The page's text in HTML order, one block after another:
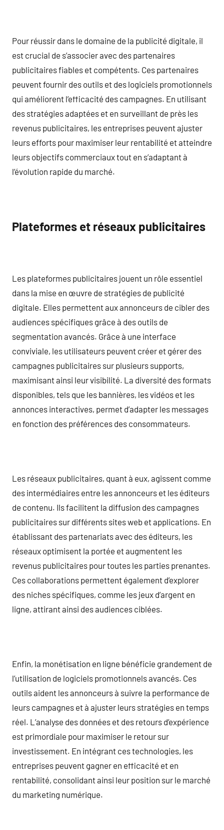
Pour réussir dans le domaine de la publicité digitale, il
est crucial de s’associer avec des partenaires
publicitaires fiables et compétents. Ces partenaires
peuvent fournir des outils et des logiciels promotionnels
qui améliorent l’efficacité des campagnes. En utilisant
des stratégies adaptées et en surveillant de près les
revenus publicitaires, les entreprises peuvent ajuster
leurs efforts pour maximiser leur rentabilité et atteindre
leurs objectifs commerciaux tout en s’adaptant à
l’évolution rapide du marché.
Plateformes et réseaux publicitaires
Les plateformes publicitaires jouent un rôle essentiel
dans la mise en œuvre de stratégies de publicité
digitale. Elles permettent aux annonceurs de cibler des
audiences spécifiques grâce à des outils de
segmentation avancés. Grâce à une interface
conviviale, les utilisateurs peuvent créer et gérer des
campagnes publicitaires sur plusieurs supports,
maximisant ainsi leur visibilité. La diversité des formats
disponibles, tels que les bannières, les vidéos et les
annonces interactives, permet d’adapter les messages
en fonction des préférences des consommateurs.
Les réseaux publicitaires, quant à eux, agissent comme
des intermédiaires entre les annonceurs et les éditeurs
de contenu. Ils facilitent la diffusion des campagnes
publicitaires sur différents sites web et applications. En
établissant des partenariats avec des éditeurs, les
réseaux optimisent la portée et augmentent les
revenus publicitaires pour toutes les parties prenantes.
Ces collaborations permettent également d’explorer
des niches spécifiques, comme les jeux d’argent en
ligne, attirant ainsi des audiences ciblées.
Enfin, la monétisation en ligne bénéficie grandement de
l’utilisation de logiciels promotionnels avancés. Ces
outils aident les annonceurs à suivre la performance de
leurs campagnes et à ajuster leurs stratégies en temps
réel. L’analyse des données et des retours d’expérience
est primordiale pour maximiser le retour sur
investissement. En intégrant ces technologies, les
entreprises peuvent gagner en efficacité et en
rentabilité, consolidant ainsi leur position sur le marché
du marketing numérique.